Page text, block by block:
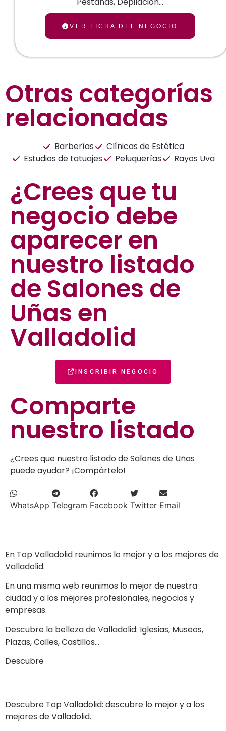
VER FICHA DEL NEGOCIO
Otras categorías
relacionadas
Barberías
Clínicas de Estética
Estudios de tatuajes
Peluquerías Rayos Uva
¿Crees que tu
negocio debe
aparecer en
nuestro listado
de Salones de
Uñas en
Valladolid
INSCRIBIR NEGOCIO
Comparte
nuestro listado
¿Crees que nuestro listado de Salones de Uñas
puede ayudar? ¡Compártelo!
WhatsApp Telegram Facebook Twitter Email
En Top Valladolid reunimos lo mejor y a los mejores de
Valladolid.
En una misma web reunimos lo mejor de nuestra
ciudad y a los mejores profesionales, negocios y
empresas.
Descubre la belleza de Valladolid: Iglesias, Museos,
Plazas, Calles, Castillos…
Descubre
Descubre Top Valladolid: descubre lo mejor y a los
mejores de Valladolid.